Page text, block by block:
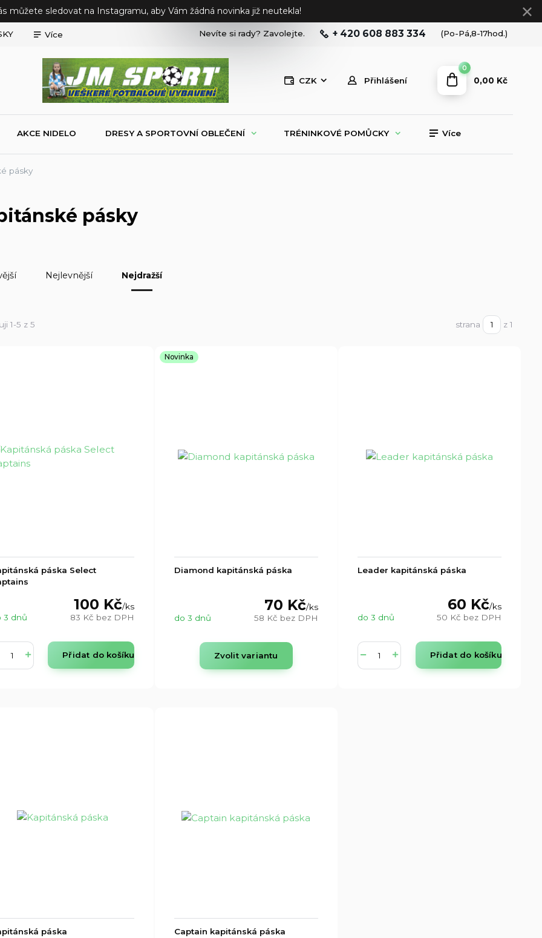
můžete sledovat na Instagramu, aby Vám žádná novinka již neutekla!
Více
CZK Přihlášení
Nevíte si rady? Zavolejte. + 420 608 883 334 (Po-Pá,8-17hod.)
0
0,00 Kč
AKCE NIDELO DRESY A SPORTOVNÍ OBLEČENÍ TRÉNINKOVÉ POMŮCKY Více
pásky
pásky
Nejlevnější Nejdražší
1-5 z 5 strana z 1
páska Select
100 Kč/ks
83 Kč bez DPH
3 dnů
Přidat do košíku
Novinka
Diamond kapitánská páska
70 Kč/ks
58 Kč bez DPH
do 3 dnů
Zvolit variantu
Leader kapitánská páska
60 Kč/ks
50 Kč bez DPH
do 3 dnů
Přidat do košíku
páska Captain kapitánská páska